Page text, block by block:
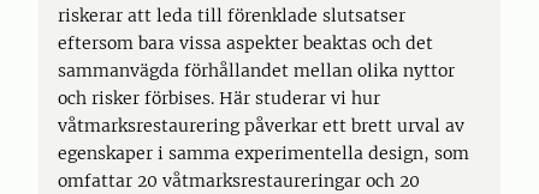
riskerar att leda till förenklade slutsatser
eftersom bara vissa aspekter beaktas och det
sammanvägda förhållandet mellan olika nyttor
och risker förbises. Här studerar vi hur
våtmarksrestaurering påverkar ett brett urval av
egenskaper i samma experimentella design, som
omfattar 20 våtmarksrestaureringar och 20